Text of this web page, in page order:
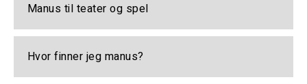
Manus til teater og spel
Hvor finner jeg manus?